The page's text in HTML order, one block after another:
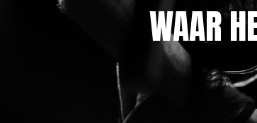
WAAR